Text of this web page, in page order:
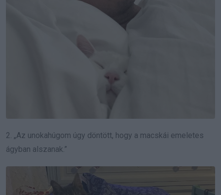
2. „Az unokahúgom úgy döntött, hogy a macskái emeletes
ágyban alszanak.”